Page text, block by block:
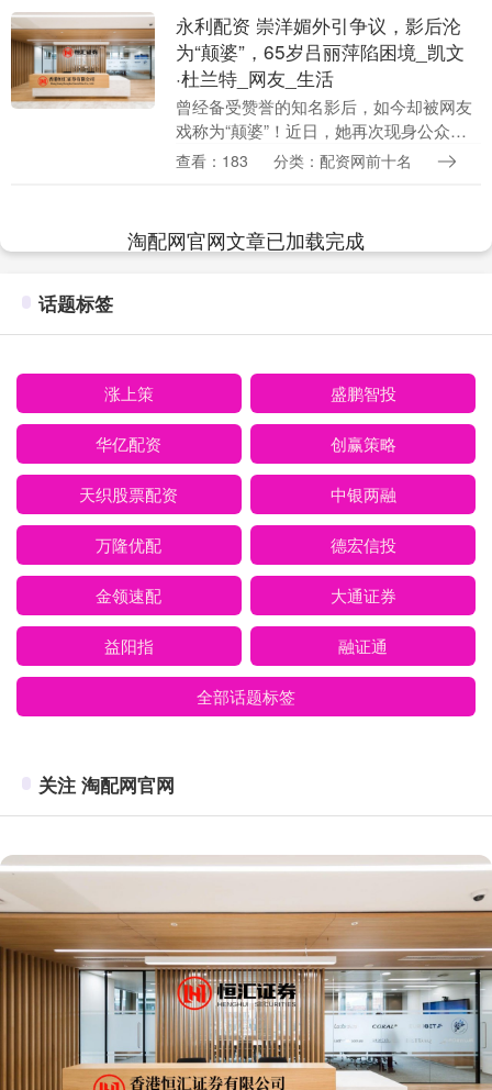
2025....
永利配资 崇洋媚外引争议，影后沦
为“颠婆”，65岁吕丽萍陷困境_凯文
·杜兰特_网友_生活
曾经备受赞誉的知名影后，如今却被网友
戏称为“颠婆”！近日，她再次现身公众视
野，话题却聚焦于她对美国生活的吹嘘，
查看：183 分类：配资网前十名
淘配网官网文章已加载完成
话题标签
涨上策 盛鹏智投
华亿配资 创赢策略
天织股票配资 中银两融
万隆优配 德宏信投
金领速配 大通证券
益阳指 融证通
全部话题标签
关注 淘配网官网